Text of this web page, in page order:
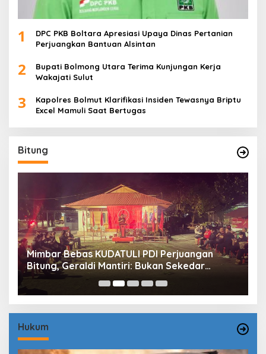
1
DPC PKB Boltara Apresiasi Upaya Dinas Pertanian
Perjuangkan Bantuan Alsintan
2
Bupati Bolmong Utara Terima Kunjungan Kerja
Wakajati Sulut
3
Kapolres Bolmut Klarifikasi Insiden Tewasnya Briptu
Excel Mamuli Saat Bertugas
Bitung
Mimbar Bebas KUDATULI PDI Perjuangan
Bitung, Geraldi Mantiri: Bukan Sekedar
Sejarah
Hukum